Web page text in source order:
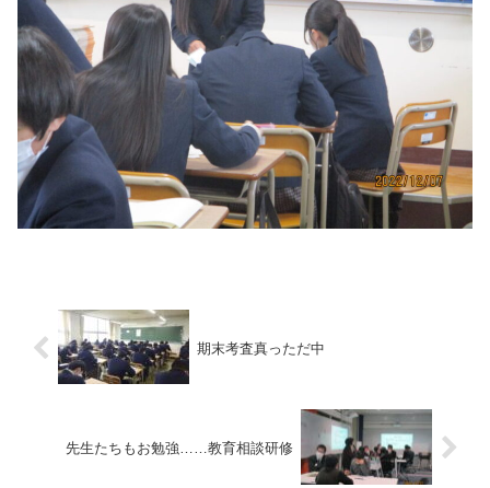
期末考査真っただ中
先生たちもお勉強……教育相談研修